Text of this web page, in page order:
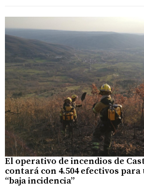
El operativo de incendios de
contará con 4.504 efectivos para
“baja incidencia”